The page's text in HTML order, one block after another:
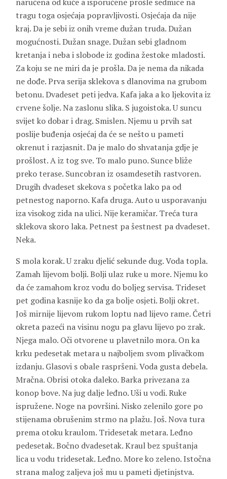
tragu toga osjećaja popravljivosti. Osjećaja da nije
kraj. Da je sebi iz onih vreme dužan truda. Dužan
mogućnosti. Dužan snage. Dužan sebi gladnom
kretanja i neba i slobode iz godina žestoke mladosti.
Za koju se ne miri da je prošla. Da je nema da nikada
ne dođe. Prva serija sklekova s dlanovima na grubom
betonu. Dvadeset peti jedva. Kafa jaka a ko ljekovita iz
crvene šolje. Na zaslonu slika. S jugoistoka. U suncu
svijet ko dobar i drag. Smislen. Njemu u prvih sat
poslije buđenja osjećaj da će se nešto u pameti
okrenut i razjasnit. Da je malo do shvatanja gdje je
prošlost. A iz tog sve. To malo puno. Sunce bliže
preko terase. Suncobran iz osamdesetih rastvoren.
Drugih dvadeset skekova s početka lako pa od
petnestog naporno. Kafa druga. Auto u usporavanju
iza visokog zida na ulici. Nije keramičar. Treća tura
sklekova skoro laka. Petnest pa šestnest pa dvadeset.
Neka.
S mola korak. U zraku djelić sekunde dug. Voda topla.
Zamah lijevom bolji. Bolji ulaz ruke u more. Njemu ko
da će zamahom kroz vodu do boljeg servisa. Trideset
pet godina kasnije ko da ga bolje osjeti. Bolji okret.
Još mirnije lijevom rukom loptu nad lijevo rame. Četri
okreta pazeći na visinu nogu pa glavu lijevo po zrak.
Njega malo. Oči otvorene u plavetnilo mora. On ka
krku pedesetak metara u najboljem svom plivačkom
izdanju. Glasovi s obale raspršeni. Voda gusta debela.
Mračna. Obrisi otoka daleko. Barka privezana za
konop bove. Na jug dalje leđno. Uši u vodi. Ruke
ispružene. Noge na površini. Nisko zelenilo gore po
stijenama obrušenim strmo na plažu. Još. Nova tura
prema otoku kraulom. Tridesetak metara. Leđno
pedesetak. Bočno dvadesetak. Kraul bez spuštanja
lica u vodu tridesetak. Leđno. More ko zeleno. Istočna
strana malog zaljeva još mu u pameti djetinjstva.